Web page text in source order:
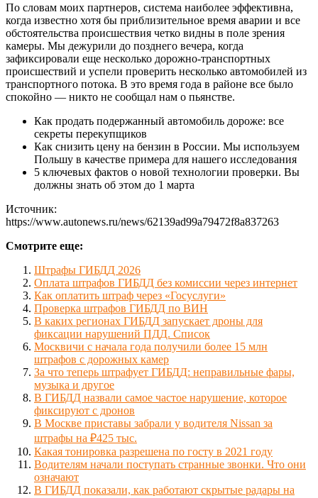
По словам моих партнеров, система наиболее эффективна,
когда известно хотя бы приблизительное время аварии и все
обстоятельства происшествия четко видны в поле зрения
камеры. Мы дежурили до позднего вечера, когда
зафиксировали еще несколько дорожно-транспортных
происшествий и успели проверить несколько автомобилей из
транспортного потока. В это время года в районе все было
спокойно — никто не сообщал нам о пьянстве.
Как продать подержанный автомобиль дороже: все
секреты перекупщиков
Как снизить цену на бензин в России. Мы используем
Польшу в качестве примера для нашего исследования
5 ключевых фактов о новой технологии проверки. Вы
должны знать об этом до 1 марта
Источник:
https://www.autonews.ru/news/62139ad99a79472f8a837263
Смотрите еще:
Штрафы ГИБДД 2026
Оплата штрафов ГИБДД без комиссии через интернет
Как оплатить штраф через «Госуслуги»
Проверка штрафов ГИБДД по ВИН
В каких регионах ГИБДД запускает дроны для
фиксации нарушений ПДД. Список
Москвичи с начала года получили более 15 млн
штрафов с дорожных камер
За что теперь штрафует ГИБДД: неправильные фары,
музыка и другое
В ГИБДД назвали самое частое нарушение, которое
фиксируют с дронов
В Москве приставы забрали у водителя Nissan за
штрафы на ₽425 тыс.
Какая тонировка разрешена по госту в 2021 году
Водителям начали поступать странные звонки. Что они
означают
В ГИБДД показали, как работают скрытые радары на